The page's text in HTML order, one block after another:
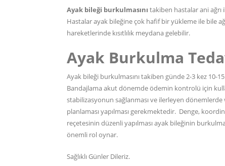
Ayak bileği burkulmasını takiben hastalar ani
Hastalar ayak bileğine çok hafif bir yükleme ile bile
hareketlerinde kısıtlılık meydana gelebilir.
Ayak Burkulma
Ayak bileği burkulmasını takiben günde 2-3 kez 10-
Bandajlama akut dönemde ödemin kontrolü için
stabilizasyonun sağlanması ve ilerleyen
planlaması yapılması gerekmektedir. Denge,
reçetesinin düzenli yapılması ayak bileğinin
önemli rol oynar.
Sağlıklı Günler Dileriz.